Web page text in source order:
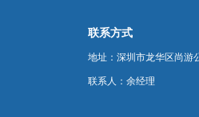
联系方式
地址：深圳市龙华区尚游
联系人：余经理